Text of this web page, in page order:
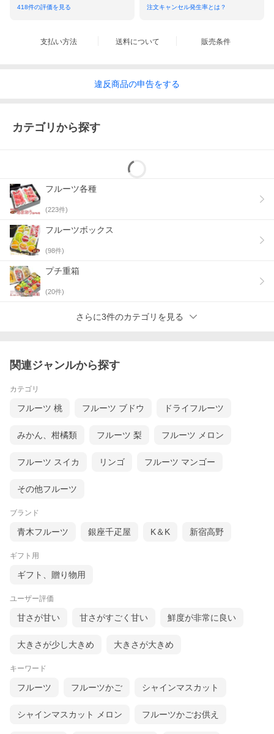
418件の評価を見る 注文キャンセル発生率とは？
支払い方法 送料について 販売条件
違反商品の申告をする
カテゴリから探す
フルーツ各種
(223件)
フルーツボックス
(98件)
プチ重箱
(20件)
さらに3件のカテゴリを見る
関連ジャンルから探す
カテゴリ
フルーツ 桃 フルーツ ブドウ ドライフルーツ
みかん、柑橘類 フルーツ 梨 フルーツ メロン
フルーツ スイカ リンゴ フルーツ マンゴー
その他フルーツ
ブランド
青木フルーツ 銀座千疋屋 K＆K 新宿高野
ギフト用
ギフト、贈り物用
ユーザー評価
甘さが甘い 甘さがすごく甘い 鮮度が非常に良い
大きさが少し大きめ 大きさが大きめ
キーワード
フルーツ フルーツかご シャインマスカット
シャインマスカット メロン フルーツかごお供え